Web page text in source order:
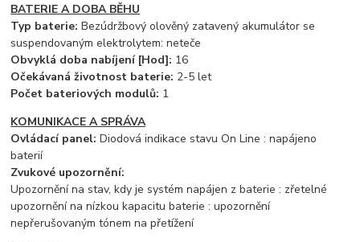
BATERIE A DOBA BĚHU
Typ baterie:Bezúdržbový olověný zatavený akumulátor se
suspendovaným elektrolytem: neteče
Obvyklá doba nabíjení [Hod]: 16
Očekávaná životnost baterie: 2-5 let
Počet bateriových modulů: 1
KOMUNIKACE A SPRÁVA
Ovládací panel:Diodová indikace stavu On Line : napájeno
baterií
Zvukové upozornění:
Upozornění na stav, kdy je systém napájen z baterie : zřetelné
upozornění na nízkou kapacitu baterie : upozornění
nepřerušovaným tónem na přetížení